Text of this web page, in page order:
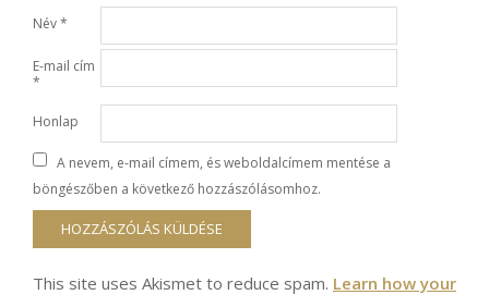
Név*
E-mail cím
*
Honlap
A nevem, e-mail címem, és weboldalcímem mentése a
böngészőben a következő hozzászólásomhoz.
This site uses Akismet to reduce spam. Learn how your